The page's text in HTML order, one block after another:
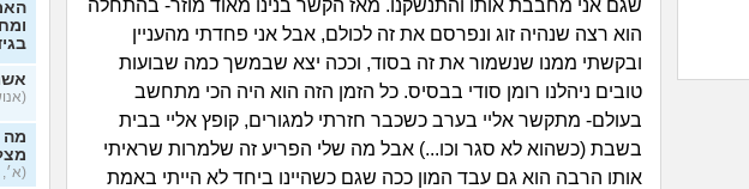
שגם אני מחבבת אותו והתנשקנו. מאז הקשר בנינו מאוד מוזר- בהתחלה
הוא רצה שנהיה זוג ונפרסם את זה לכולם, אבל אני פחדתי מהעניין
ובקשתי ממנו שנשמור את זה בסוד, וככה יצא שבמשך כמה שבועות
טובים ניהלנו רומן סודי בבסיס. כל הזמן הזה הוא היה הכי מתחשב
בעולם- מתקשר אליי בערב כשכבר חזרתי למגורים, קופץ אליי בבית
בשבת (כשהוא לא סגר וכו...) אבל מה שלי הפריע זה שלמרות שראיתי
אותו הרבה הוא גם עבד המון ככה שגם כשהיינו ביחד לא הייתי באמת
מה
(א׳,